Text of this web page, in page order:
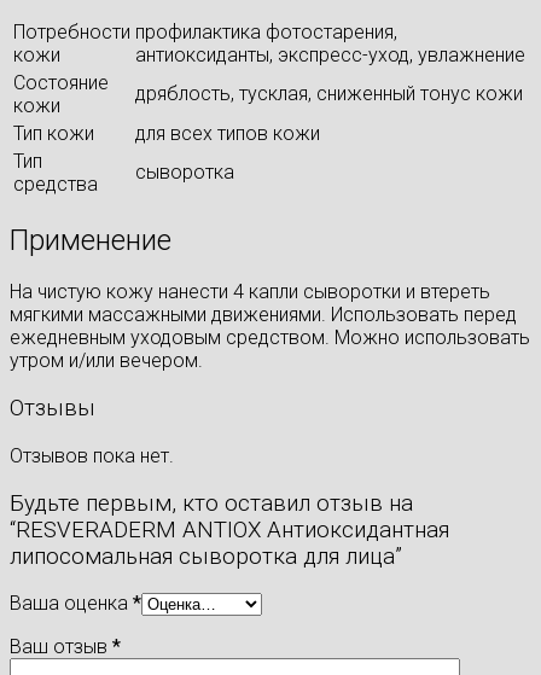
Потребности
кожи
профилактика фотостарения,
антиоксиданты, экспресс-уход, увлажнение
Состояние
кожи
дряблость, тусклая, сниженный тонус кожи
Тип кожи
для всех типов кожи
Тип
средства
сыворотка
Применение
На чистую кожу нанести 4 капли сыворотки и втереть
мягкими массажными движениями. Использовать перед
ежедневным уходовым средством. Можно использовать
утром и/или вечером.
Отзывы
Отзывов пока нет.
Будьте первым, кто оставил отзыв на
“RESVERADERM ANTIOX Антиоксидантная
липосомальная сыворотка для лица”
Ваша оценка *
Ваш отзыв *